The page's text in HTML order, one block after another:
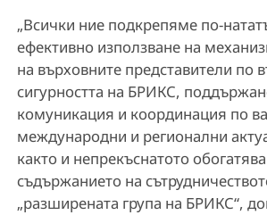
„Всички ние подкрепяме по-
ефективно използване на
на върховните представители по
сигурността на БРИКС,
комуникация и координация по
международни и регионални
както и непрекъснатото
съдържанието на
„разширената група на БРИКС“,